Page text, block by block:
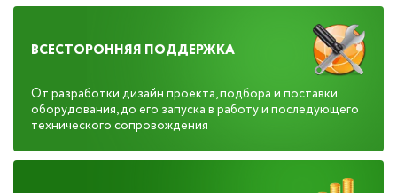
ВСЕСТОРОННЯЯ ПОДДЕРЖКА
От разработки дизайн проекта, подбора и поставки
оборудования, до его запуска в работу и последующего
технического сопровождения